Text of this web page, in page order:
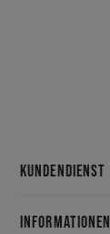
KUNDENDIENST
INFORMATIONEN